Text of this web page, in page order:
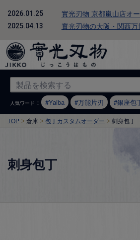
2026.01.25 實光刃物 京都嵐山店オ
2025.04.13 實光刃物の大阪・関西
人気ワード ： Yaiba 万能片刃 銀座包
TOP 倉庫 包丁カスタムオーダー 刺身包丁
刺身包丁